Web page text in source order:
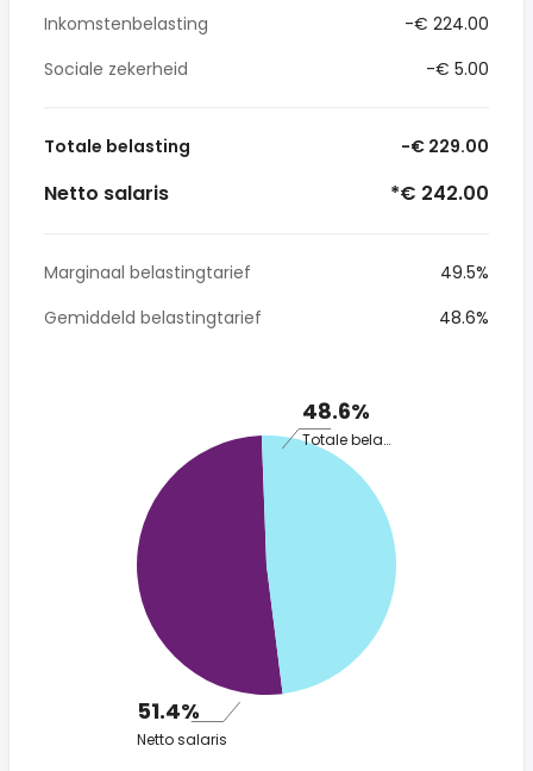
Inkomstenbelasting
-€ 224.00
Sociale zekerheid
-€ 5.00
Totale belasting -€ 229.00
Netto salaris *€ 242.00
Marginaal belastingtarief
49.5%
Gemiddeld belastingtarief
48.6%
48.6%
Totale belasting
51.4%
Netto salaris